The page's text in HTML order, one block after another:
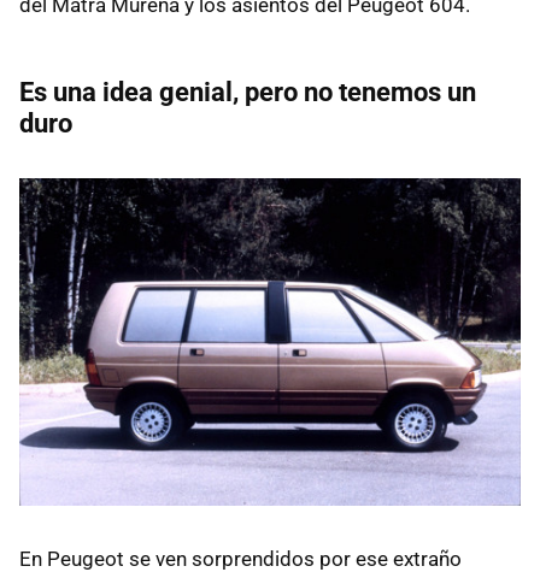
Es una idea genial, pero no tenemos un
duro
En Peugeot se ven sorprendidos por ese extraño